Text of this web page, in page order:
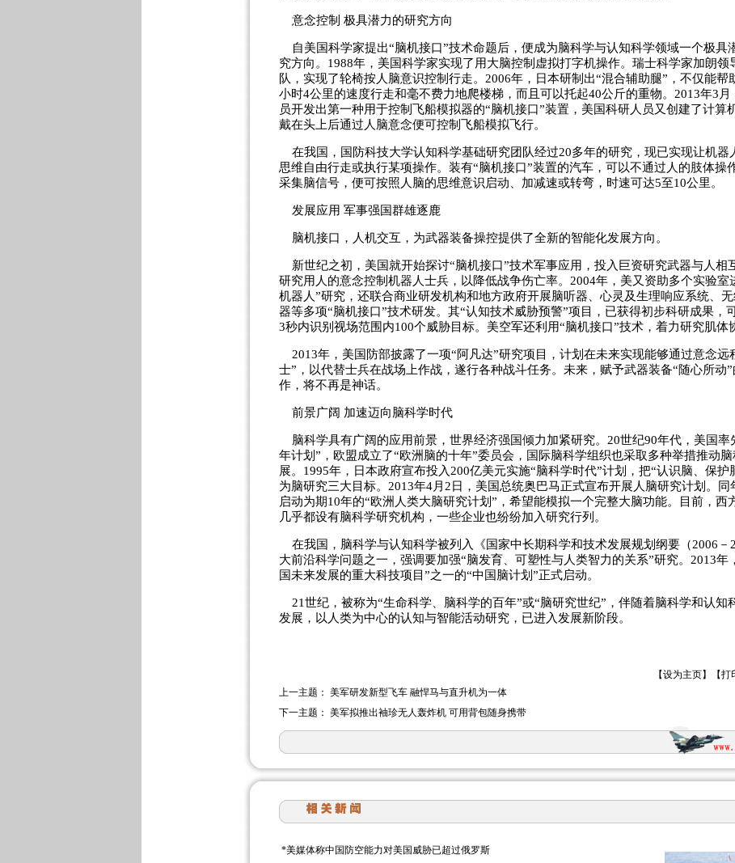
意念控制 极具潜力的研究方向
自美国科学家提出“脑机接口”技术命题后，便成为脑科学与认知科学领域一个极具
究方向。1988年，美国科学家实现了用大脑控制虚拟打字机操作。瑞士科学家加朗领
队，实现了轮椅按人脑意识控制行走。2006年，日本研制出“混合辅助腿”，不仅能帮
小时4公里的速度行走和毫不费力地爬楼梯，而且可以托起40公斤的重物。2013年3月
员开发出第一种用于控制飞船模拟器的“脑机接口”装置，美国科研人员又创建了计算
戴在头上后通过人脑意念便可控制飞船模拟飞行。
在我国，国防科技大学认知科学基础研究团队经过20多年的研究，现已实现让机器
思维自由行走或执行某项操作。装有“脑机接口”装置的汽车，可以不通过人的肢体操
采集脑信号，便可按照人脑的思维意识启动、加减速或转弯，时速可达5至10公里。
发展应用 军事强国群雄逐鹿
脑机接口，人机交互，为武器装备操控提供了全新的智能化发展方向。
新世纪之初，美国就开始探讨“脑机接口”技术军事应用，投入巨资研究武器与人相
研究用人的意念控制机器人士兵，以降低战争伤亡率。2004年，美又资助多个实验室
机器人”研究，还联合商业研发机构和地方政府开展脑听器、心灵及生理响应系统、
器等多项“脑机接口”技术研发。其“认知技术威胁预警”项目，已获得初步科研成果，
3秒内识别视场范围内100个威胁目标。美空军还利用“脑机接口”技术，着力研究肌体
2013年，美国防部披露了一项“阿凡达”研究项目，计划在未来实现能够通过意念远
士”，以代替士兵在战场上作战，遂行各种战斗任务。未来，赋予武器装备“随心所动
作，将不再是神话。
前景广阔 加速迈向脑科学时代
脑科学具有广阔的应用前景，世界经济强国倾力加紧研究。20世纪90年代，美国率
年计划”，欧盟成立了“欧洲脑的十年”委员会，国际脑科学组织也采取多种举措推动
展。1995年，日本政府宣布投入200亿美元实施“脑科学时代”计划，把“认识脑、保护
为脑研究三大目标。2013年4月2日，美国总统奥巴马正式宣布开展人脑研究计划。同
启动为期10年的“欧洲人类大脑研究计划”，希望能模拟一个完整大脑功能。目前，西
几乎都设有脑科学研究机构，一些企业也纷纷加入研究行列。
在我国，脑科学与认知科学被列入《国家中长期科学和技术发展规划纲要（2006－
大前沿科学问题之一，强调要加强“脑发育、可塑性与人类智力的关系”研究。2013年
国未来发展的重大科技项目”之一的“中国脑计划”正式启动。
21世纪，被称为“生命科学、脑科学的百年”或“脑研究世纪”，伴随着脑科学和认知
发展，以人类为中心的认知与智能活动研究，已进入发展新阶段。
【设为主页】【打
上一主题： 美军研发新型飞车 融悍马与直升机为一体
下一主题： 美军拟推出袖珍无人轰炸机 可用背包随身携带
*美媒体称中国防空能力对美国威胁已超过俄罗斯